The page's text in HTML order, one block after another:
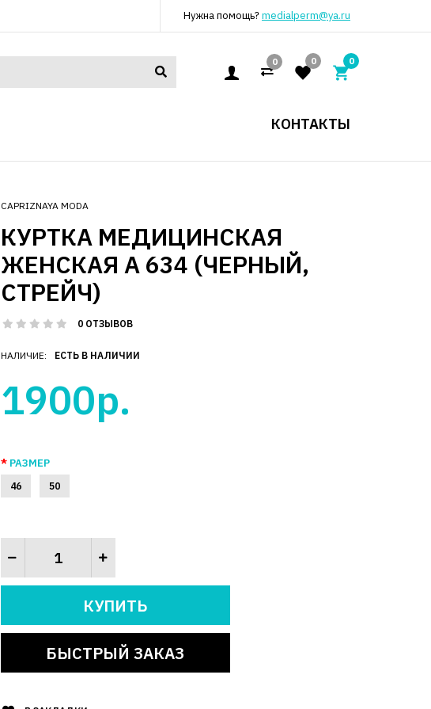
Нужна помощь?medialperm@ya.ru
0 0 0
КОНТАКТЫ
CAPRIZNAYA MODA
КУРТКА МЕДИЦИНСКАЯ
ЖЕНСКАЯ А 634 (ЧЕРНЫЙ,
СТРЕЙЧ)
0 ОТЗЫВОВ
НАЛИЧИЕ: ЕСТЬ В НАЛИЧИИ
1900р.
РАЗМЕР
46 50
БЫСТРЫЙ ЗАКАЗ